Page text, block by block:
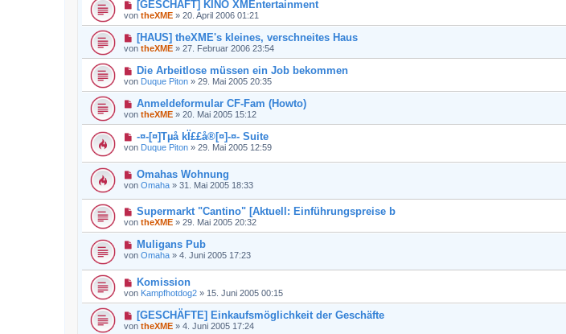
[GESCHÄFT] KINO XMEntertainment
von theXME » 20. April 2006 01:21
[HAUS] theXME's kleines, verschneites Haus
von theXME » 27. Februar 2006 23:54
Die Arbeitlose müssen ein Job bekommen
von Duque Piton » 29. Mai 2005 20:35
Anmeldeformular CF-Fam (Howto)
von theXME » 20. Mai 2005 15:12
-¤-[¤]Tµå kÏ££å®[¤]-¤- Suite
von Duque Piton » 29. Mai 2005 12:59
Omahas Wohnung
von Omaha » 31. Mai 2005 18:33
Supermarkt "Cantino" [Aktuell: Einführungspreise b
von theXME » 29. Mai 2005 20:32
Muligans Pub
von Omaha » 4. Juni 2005 17:23
Komission
von Kampfhotdog2 » 15. Juni 2005 00:15
[GESCHÄFTE] Einkaufsmöglichkeit der Geschäfte
von theXME » 4. Juni 2005 17:24